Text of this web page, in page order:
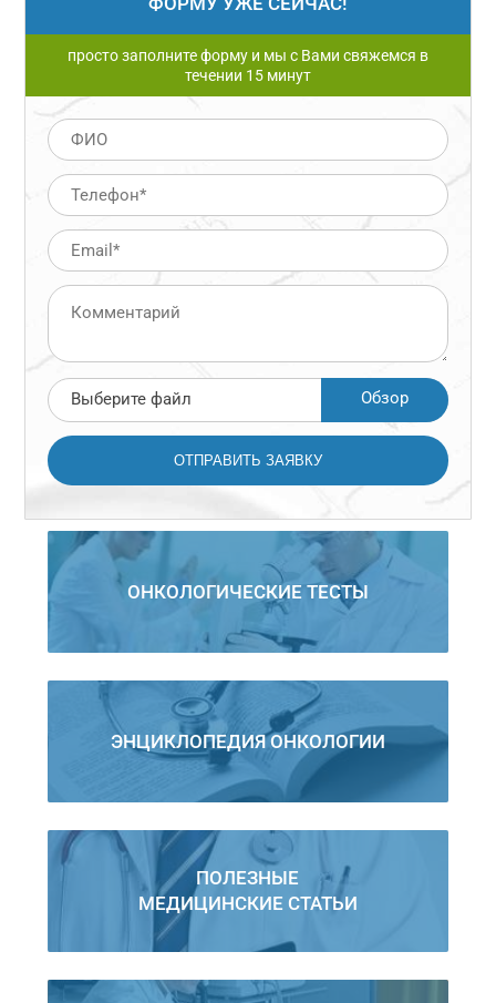
просто заполните форму и мы с Вами свяжемся в
течении 15 минут
Выберите файл Обзор
ОНКОЛОГИЧЕСКИЕ ТЕСТЫ
ЭНЦИКЛОПЕДИЯ ОНКОЛОГИИ
ПОЛЕЗНЫЕ
МЕДИЦИНСКИЕ СТАТЬИ